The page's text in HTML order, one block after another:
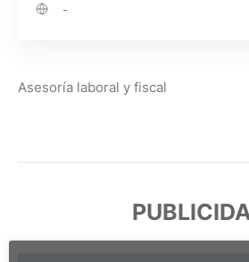
-
Asesoría laboral y fiscal